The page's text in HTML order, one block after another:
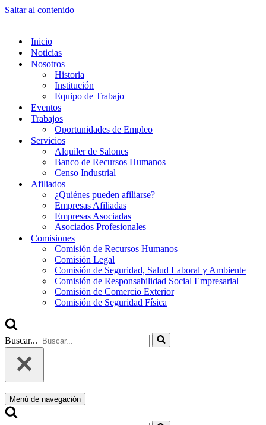
Saltar al contenido
Inicio
Noticias
Nosotros
Historia
Institución
Equipo de Trabajo
Eventos
Trabajos
Oportunidades de Empleo
Servicios
Alquiler de Salones
Banco de Recursos Humanos
Censo Industrial
Afiliados
¿Quiénes pueden afiliarse?
Empresas Afiliadas
Empresas Asociadas
Asociados Profesionales
Comisiones
Comisión de Recursos Humanos
Comisión Legal
Comisión de Seguridad, Salud Laboral y Ambiente
Comisión de Responsabilidad Social Empresarial
Comisión de Comercio Exterior
Comisión de Seguridad Física
Buscar...
Menú de navegación